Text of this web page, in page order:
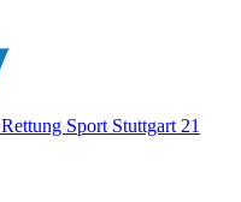
Rettung Sport Stuttgart 21